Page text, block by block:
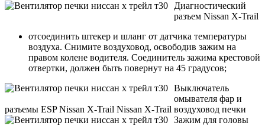
Диагностический
разъем Nissan X-Trail
отсоединить штекер и шланг от датчика температуры
воздуха. Снимите воздуховод, освободив зажим на
правом колене водителя. Соединитель зажима крестовой
отвертки, должен быть повернут на 45 градусов;
Выключатель
омывателя фар и
разъемы ESP Nissan X-Trail Nissan X-Trail воздуховод печки
Зажим для головы